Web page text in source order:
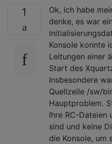
1
Ok, ich habe
denke, es war
Konsole konnte
Leitungen einer
Start des
Insbesondere
Quellzeile /sw/
Hauptproblem.
Ihre RC-Dateien
sind und keine
die Konsole, um